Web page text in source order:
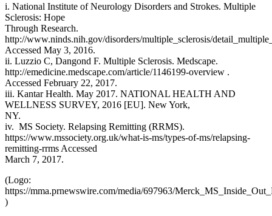
i. National Institute of Neurology Disorders and Strokes. Multiple
Sclerosis: Hope
Through Research.
http://www.ninds.nih.gov/disorders/multiple_sclerosis/
Accessed May 3, 2016.
ii. Luzzio C, Dangond F. Multiple Sclerosis. Medscape.
http://emedicine.medscape.com/article/1146199-overview .
Accessed February 22, 2017.
iii. Kantar Health. May 2017. NATIONAL HEALTH AND
WELLNESS SURVEY, 2016 [EU]. New York,
NY.
iv. MS Society. Relapsing Remitting (RRMS).
https://www.mssociety.org.uk/what-is-ms/types-of-ms/relapsing-
remitting-rrms Accessed
March 7, 2017.
(Logo:
https://mma.prnewswire.com/media/697963/
)